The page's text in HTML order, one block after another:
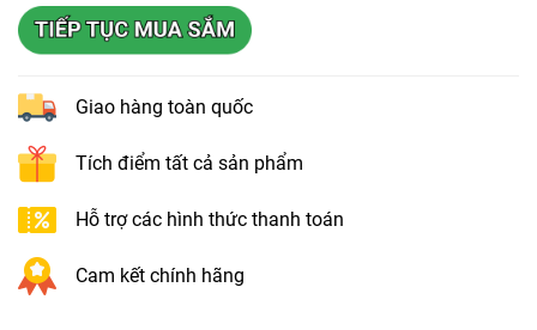
Giao hàng toàn quốc
Tích điểm tất cả sản phẩm
Hỗ trợ các hình thức thanh toán
Cam kết chính hãng